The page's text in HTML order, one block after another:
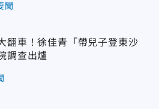
聞
翻車！徐佳青「帶兒子登東沙
調查出爐